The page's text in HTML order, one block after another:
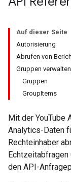
Auf dieser Seite
Autorisierung
Abrufen von
Gruppen verwalten
Gruppen
GroupItems
Mit der YouTube
Analytics-Daten
Rechteinhaber
den API-